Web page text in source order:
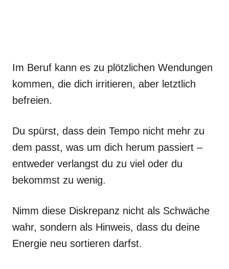
Im Beruf kann es zu plötzlichen Wendungen
kommen, die dich irritieren, aber letztlich
befreien.
Du spürst, dass dein Tempo nicht mehr zu
dem passt, was um dich herum passiert –
entweder verlangst du zu viel oder du
bekommst zu wenig.
Nimm diese Diskrepanz nicht als Schwäche
wahr, sondern als Hinweis, dass du deine
Energie neu sortieren darfst.